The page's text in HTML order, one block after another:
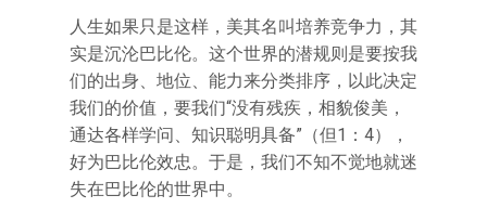
人生如果只是这样，美其名叫培养竞争力，其
实是沉沦巴比伦。这个世界的潜规则是要按我
们的出身、地位、能力来分类排序，以此决定
我们的价值，要我们“没有残疾，相貌俊美，
通达各样学问、知识聪明具备”（但1：4），
好为巴比伦效忠。于是，我们不知不觉地就迷
失在巴比伦的世界中。